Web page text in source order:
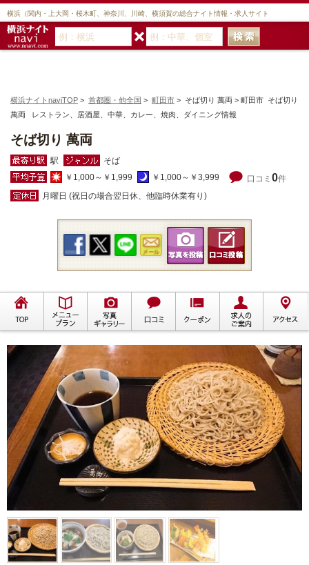
横浜（関内・上大岡・桜木町、神奈川、川崎、横須賀の総合ナイト情報・求人サイト
横浜ナイトnaviTOP > 首都圏・他全国 > 町田市 > そば切り 萬両 > 町田市 そば切り
萬両 レストラン、居酒屋、中華、カレー、焼肉、ダイニング情報
そば切り 萬両
駅
そば
￥1,000～￥1,999
￥1,000～￥3,999 口コミ 0件
月曜日 (祝日の場合翌日休、他臨時休業有り)